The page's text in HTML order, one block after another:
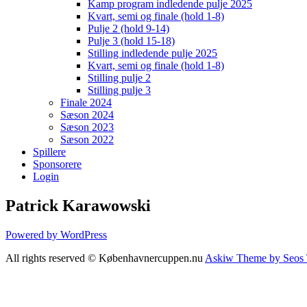
Kamp program indledende pulje 2025
Kvart, semi og finale (hold 1-8)
Pulje 2 (hold 9-14)
Pulje 3 (hold 15-18)
Stilling indledende pulje 2025
Kvart, semi og finale (hold 1-8)
Stilling pulje 2
Stilling pulje 3
Finale 2024
Sæson 2024
Sæson 2023
Sæson 2022
Spillere
Sponsorere
Login
Patrick Karawowski
Powered by WordPress
All rights reserved © Københavnercuppen.nu Askiw Theme by Seos